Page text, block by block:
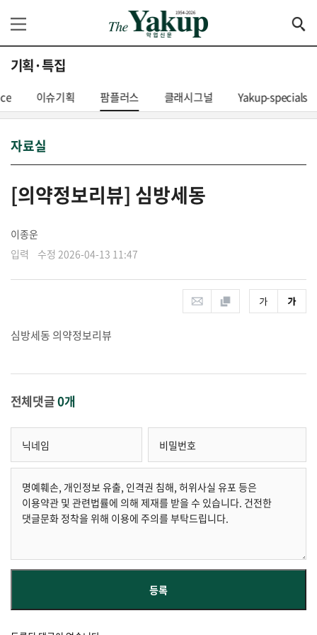
기획·특집
이슈기획 팜플러스 클래시그널 Yakup-specials
자료실
[의약정보리뷰] 심방세동
이종운
입력 수정 2026-04-13 11:47
심방세동 의약정보리뷰
전체댓글0개